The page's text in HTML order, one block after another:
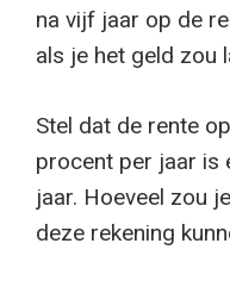
na vijf jaar op de
als je het geld zou
Stel dat de rente
procent per jaar is
jaar. Hoeveel zou
deze rekening